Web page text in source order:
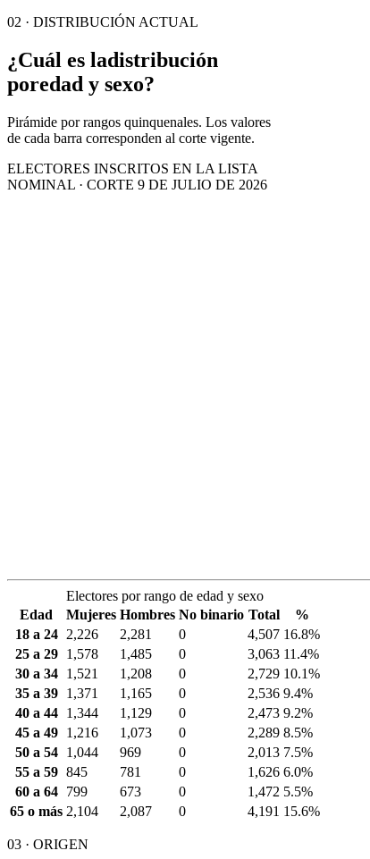
02 · DISTRIBUCIÓN ACTUAL
¿Cuál es ladistribución
poredad y sexo?
Pirámide por rangos quinquenales. Los valores
de cada barra corresponden al corte vigente.
ELECTORES INSCRITOS EN LA LISTA
NOMINAL · CORTE 9 DE JULIO DE 2026
Electores por rango de edad y sexo
Edad
Mujeres Hombres No binario Total
%
18 a 24
2,226 2,281 0 4,507 16.8%
25 a 29
1,578 1,485 0 3,063 11.4%
30 a 34
1,521 1,208 0 2,729 10.1%
35 a 39
1,371 1,165 0 2,536 9.4%
40 a 44
1,344 1,129 0 2,473 9.2%
45 a 49
1,216 1,073 0 2,289 8.5%
50 a 54
1,044 969 0 2,013 7.5%
55 a 59 845 781 0 1,626 6.0%
60 a 64
799 673 0 1,472 5.5%
65 o más 2,104 2,087 0 4,191 15.6%
03 · ORIGEN